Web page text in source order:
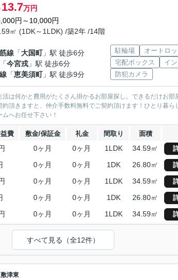
13.7万円
円～10,000円
㎡ (1DK～1LDK) /築2年 /14階
線 「大国町」駅 徒歩6分
「今宮戎 」駅 徒歩6分
「恵美須町」駅 徒歩9分
駐輪場 オートロッ
宅配ボックス
イ
防犯カメラ
は何かと費用がたくさん掛かるお部屋探し。できるだけお部
頂きますと、仲介手数料無料でご契約頂けます！ひとり暮
へお任せ下さい！
費 敷金/保証金 礼金 間取り 面積
0ヶ月 0ヶ月 1LDK 34.59㎡
0ヶ月 0ヶ月 1DK 26.80㎡
0ヶ月 0ヶ月 1LDK 34.59㎡
0ヶ月 0ヶ月 1DK 26.80㎡
0ヶ月 0ヶ月 1LDK 34.59㎡
すべて見る（全12件）
敷津東